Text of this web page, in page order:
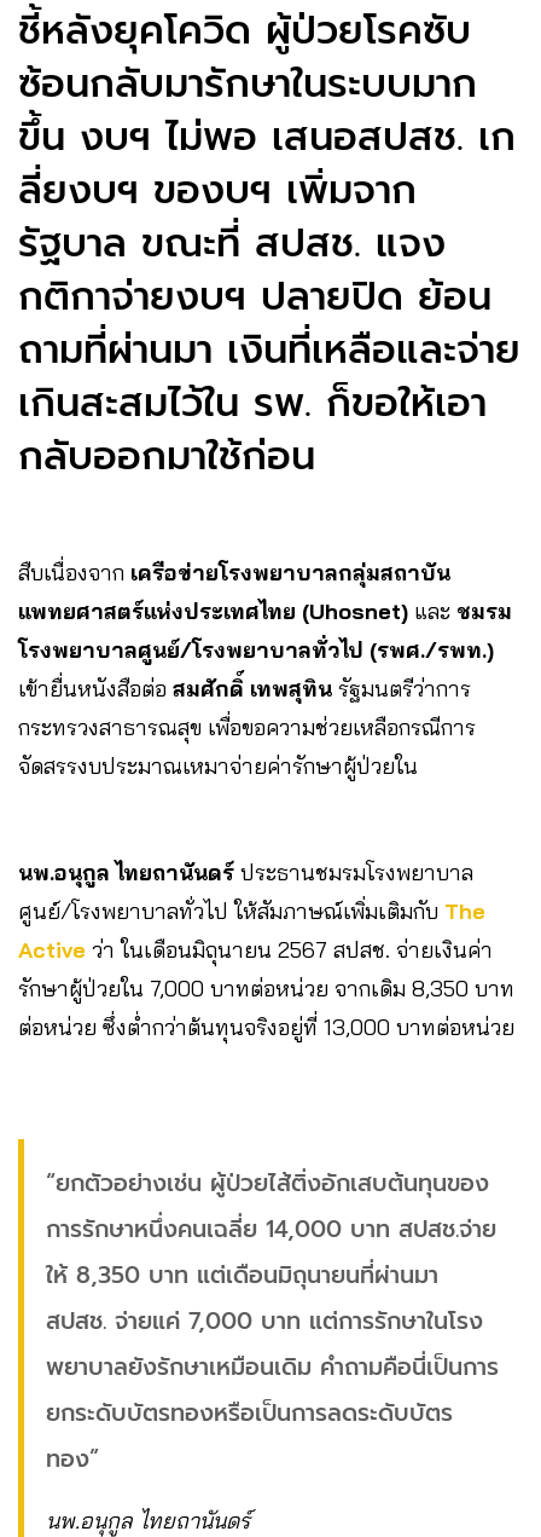
ชี้หลังยุคโควิด ผู้ป่วยโรคซับ
ซ้อนกลับมารักษาในระบบมาก
ขึ้น งบฯ ไม่พอ เสนอสปสช. เก
ลี่ยงบฯ ของบฯ เพิ่มจาก
รัฐบาล ขณะที่ สปสช. แจง
กติกาจ่ายงบฯ ปลายปิด ย้อน
ถามที่ผ่านมา เงินที่เหลือและจ่าย
เกินสะสมไว้ใน รพ. ก็ขอให้เอา
กลับออกมาใช้ก่อน
สืบเนื่องจาก เครือข่ายโรงพยาบาลกลุ่มสถาบัน
แพทยศาสตร์แห่งประเทศไทย (Uhosnet) และ ชมรม
โรงพยาบาลศูนย์/โรงพยาบาลทั่วไป (รพศ./รพท.)
เข้ายื่นหนังสือต่อ สมศักดิ์ เทพสุทิน รัฐมนตรีว่าการ
กระทรวงสาธารณสุข เพื่อขอความช่วยเหลือกรณีการ
จัดสรรงบประมาณเหมาจ่ายค่ารักษาผู้ป่วยใน
นพ.อนุกูล ไทยถานันดร์ ประธานชมรมโรงพยาบาล
ศูนย์/โรงพยาบาลทั่วไป ให้สัมภาษณ์เพิ่มเติมกับ The
Active ว่า ในเดือนมิถุนายน 2567 สปสช. จ่ายเงินค่า
รักษาผู้ป่วยใน 7,000 บาทต่อหน่วย จากเดิม 8,350 บาท
ต่อหน่วย ซึ่งต่ำกว่าต้นทุนจริงอยู่ที่ 13,000 บาทต่อหน่วย
“ยกตัวอย่างเช่น ผู้ป่วยไส้ติ่งอักเสบต้นทุนของ
การรักษาหนึ่งคนเฉลี่ย 14,000 บาท สปสช.จ่าย
ให้ 8,350 บาท แต่เดือนมิถุนายนที่ผ่านมา
สปสช. จ่ายแค่ 7,000 บาท แต่การรักษาในโรง
พยาบาลยังรักษาเหมือนเดิม คำถามคือนี่เป็นการ
ยกระดับบัตรทองหรือเป็นการลดระดับบัตร
ทอง”
นพ.อนุกูล ไทยถานันดร์